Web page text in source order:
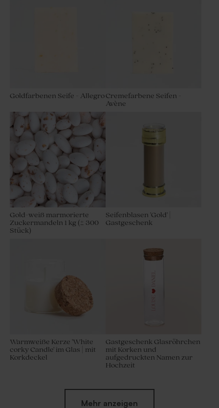
Goldfarbenen Seife - AllegroCremefarbene Seifen -
Avène
Gold-weiß marmorierte
Zuckermandeln 1 kg (± 300
Stück)
Seifenblasen 'Gold' |
Gastgeschenk
Warmweiße Kerze 'White
corky Candle' im Glas | mit
Korkdeckel
Gastgeschenk Glasröhrchen
mit Korken und
aufgedruckten Namen zur
Hochzeit
Mehr anzeigen